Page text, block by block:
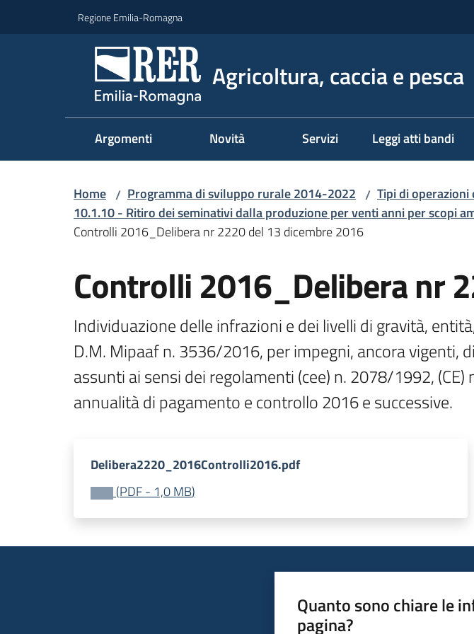
Regione Emilia-Romagna
Agricoltura, caccia e pesca
Argomenti Novità Servizi Leggi atti bandi
Home / Programma di sviluppo rurale 2014-2022 / Tipi di
10.1.10 - Ritiro dei seminativi dalla produzione per venti anni per scopi
Controlli 2016_Delibera nr 2220 del 13 dicembre 2016
Controlli 2016_Delibera nr
Individuazione delle infrazioni e dei livelli di gravità,
D.M. Mipaaf n. 3536/2016, per impegni, ancora vigenti,
assunti ai sensi dei regolamenti (cee) n. 2078/1992,
annualità di pagamento e controllo 2016 e successive.
Delibera2220_2016Controlli2016.pdf
(PDF- 1,0 MB)
Quanto sono chiare le
pagina?